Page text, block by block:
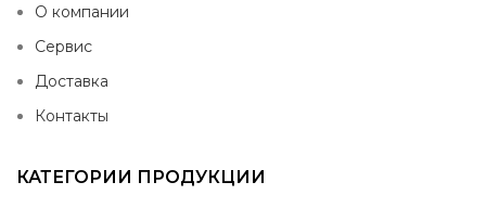
О компании
Сервис
Доставка
Контакты
КАТЕГОРИИ ПРОДУКЦИИ